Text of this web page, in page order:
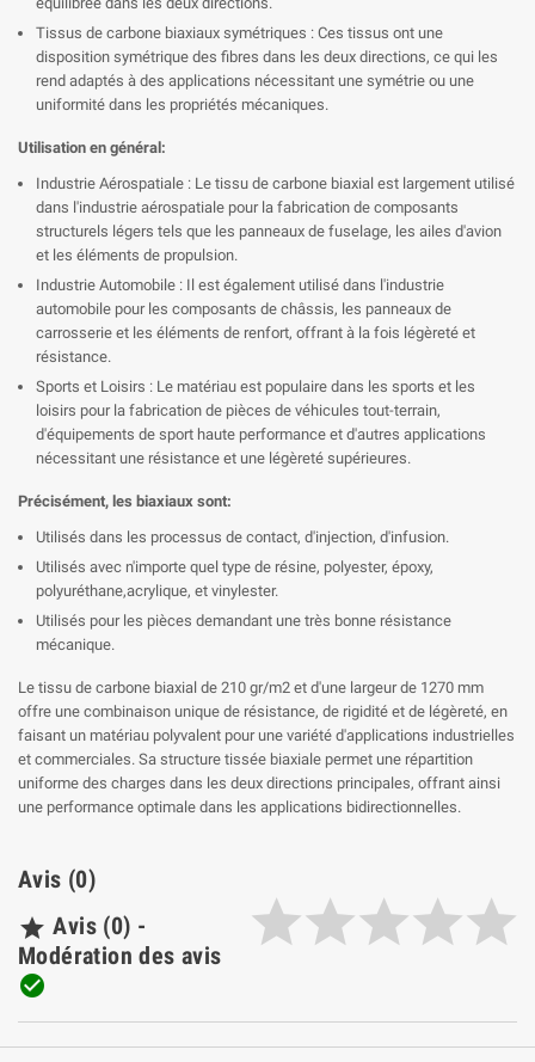
Tissus de carbone biaxiaux symétriques : Ces tissus ont une
disposition symétrique des fibres dans les deux directions, ce qui les
rend adaptés à des applications nécessitant une symétrie ou une
uniformité dans les propriétés mécaniques.
Utilisation en général:
Industrie Aérospatiale : Le tissu de carbone biaxial est largement utilisé
dans l'industrie aérospatiale pour la fabrication de composants
structurels légers tels que les panneaux de fuselage, les ailes d'avion
et les éléments de propulsion.
Industrie Automobile : Il est également utilisé dans l'industrie
automobile pour les composants de châssis, les panneaux de
carrosserie et les éléments de renfort, offrant à la fois légèreté et
résistance.
Sports et Loisirs : Le matériau est populaire dans les sports et les
loisirs pour la fabrication de pièces de véhicules tout-terrain,
d'équipements de sport haute performance et d'autres applications
nécessitant une résistance et une légèreté supérieures.
Précisément, les biaxiaux sont:
Utilisés dans les processus de contact, d'injection, d'infusion.
Utilisés avec n'importe quel type de résine, polyester, époxy,
polyuréthane,acrylique, et vinylester.
Utilisés pour les pièces demandant une très bonne résistance
mécanique.
Le tissu de carbone biaxial de 210 gr/m2 et d'une largeur de 1270 mm
offre une combinaison unique de résistance, de rigidité et de légèreté, en
faisant un matériau polyvalent pour une variété d'applications industrielles
et commerciales. Sa structure tissée biaxiale permet une répartition
uniforme des charges dans les deux directions principales, offrant ainsi
une performance optimale dans les applications bidirectionnelles.
Avis (0)
 Avis (0) -
Modération des avis
